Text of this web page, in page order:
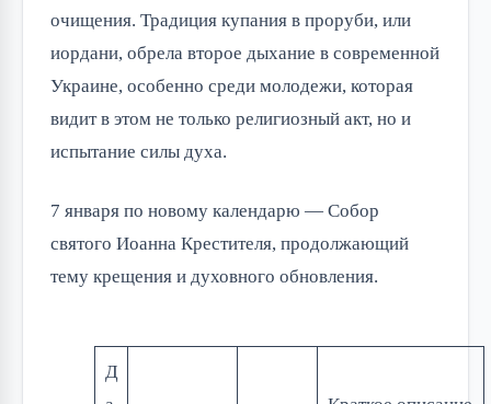
очищения. Традиция купания в проруби, или
иордани, обрела второе дыхание в современной
Украине, особенно среди молодежи, которая
видит в этом не только религиозный акт, но и
испытание силы духа.
7 января по новому календарю — Собор
святого Иоанна Крестителя, продолжающий
тему крещения и духовного обновления.
Д